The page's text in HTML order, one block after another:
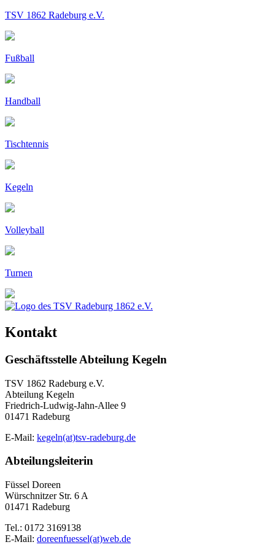
TSV 1862 Radeburg e.V.
Fußball
Handball
Tischtennis
Kegeln
Volleyball
Turnen
Kontakt
Geschäftsstelle Abteilung Kegeln
TSV 1862 Radeburg e.V.
Abteilung Kegeln
Friedrich-Ludwig-Jahn-Allee 9
01471 Radeburg
E-Mail: kegeln(at)tsv-radeburg.de
Abteilungsleiterin
Füssel Doreen
Würschnitzer Str. 6 A
01471 Radeburg
Tel.: 0172 3169138
E-Mail: doreenfuessel(at)web.de